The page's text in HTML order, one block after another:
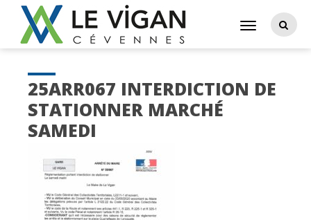
25ARR067 INTERDICTION DE
STATIONNER MARCHÉ
SAMEDI